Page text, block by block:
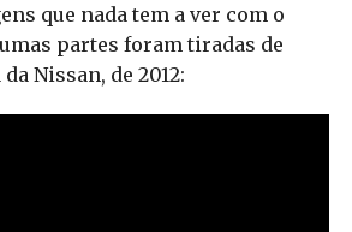
que nada tem a ver com o
partes foram tiradas de
Nissan, de 2012: